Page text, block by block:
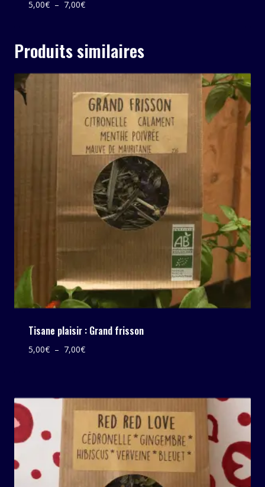
5,00€ – 7,00€Plage
5,00€
à
7,00€
Produits similaires
Tisane plaisir : Grand frisson
5,00€ – 7,00€Plage
7,00€